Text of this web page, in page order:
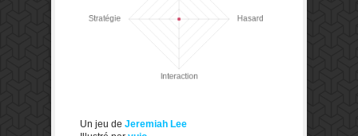
Un jeu de Jeremiah Lee